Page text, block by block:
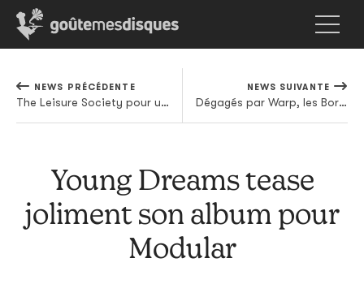
NEWS PRÉCÉDENTE
The Leisure Society pour un troisième album
NEWS SUIVANTE
Dégagés par Warp, les Born Ruffians rebondiront en avril
Young Dreams tease
joliment son album pour
Modular